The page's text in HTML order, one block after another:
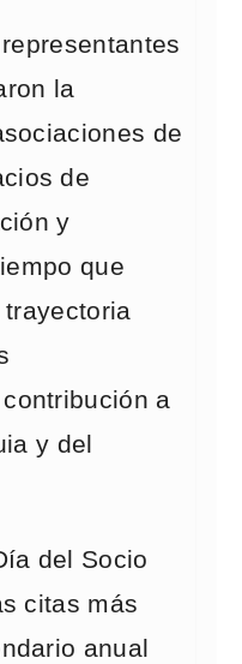
la
de
de
y
que
a
y del
del Socio
citas más
anual